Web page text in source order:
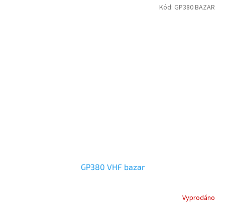
GP380 VHF bazar
Vyprodáno
Kód: GP380 BAZAR